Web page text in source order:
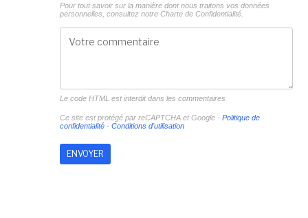
Pour tout savoir sur la manière dont nous traitons vos données
personnelles, consultez notre Charte de Confidentialité.
Le code HTML est interdit dans les commentaires
Ce site est protégé par reCAPTCHA et Google - Politique de
confidentialité- Conditions d'utilisation